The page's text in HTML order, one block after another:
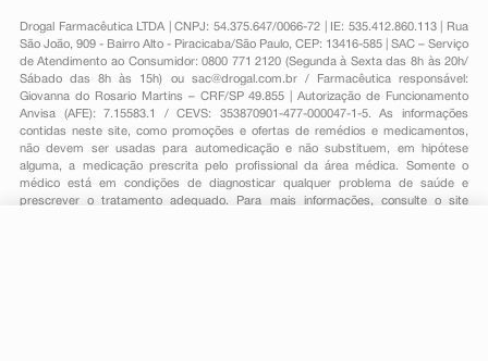
Drogal Farmacêutica LTDA | CNPJ: 54.375.647/0066-72 | IE: 535.412.860.113 | Rua
São João, 909 - Bairro Alto - Piracicaba/São Paulo, CEP: 13416-585 | SAC – Serviço
de Atendimento ao Consumidor: 0800 771 2120 (Segunda à Sexta das 8h às 20h/
Sábado das 8h às 15h) ou sac@drogal.com.br/ Farmacêutica responsável:
Giovanna do Rosario Martins – CRF/SP 49.855 | Autorização de Funcionamento
Anvisa (AFE): 7.15583.1 / CEVS: 353870901-477-000047-1-5. As informações
contidas neste site, como promoções e ofertas de remédios e medicamentos,
não devem ser usadas para automedicação e não substituem, em hipótese
alguma, a medicação prescrita pelo profissional da área médica. Somente o
médico está em condições de diagnosticar qualquer problema de saúde e
prescrever o tratamento adequado. Para mais informações, consulte o site